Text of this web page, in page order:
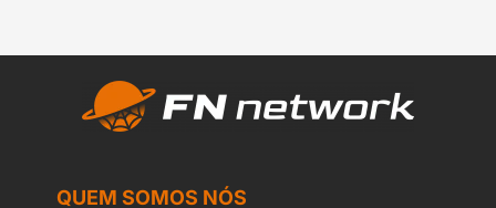
QUEM SOMOS NÓS